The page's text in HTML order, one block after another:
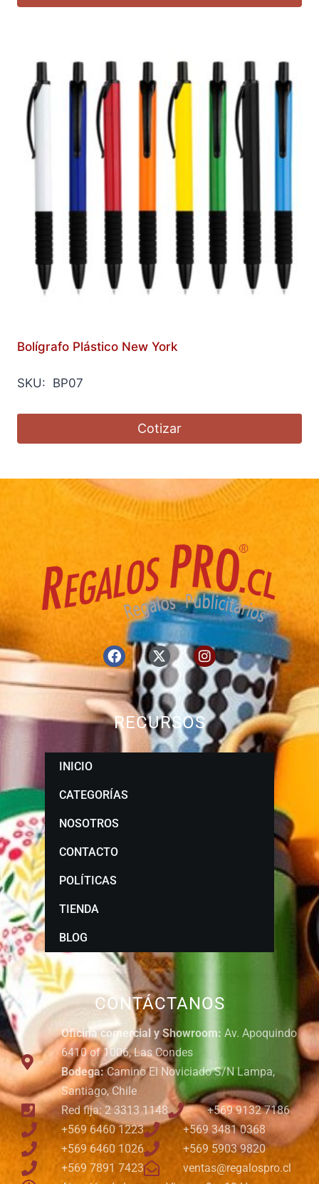
Bolígrafo Plástico New York
SKU: BP07
Cotizar
CONTÁCTANOS
Oficina comercial y Showroom: Av. Apoquindo
6410 of 1006, Las Condes
Bodega:Camino El Noviciado S/N Lampa,
Santiago, Chile
Red fija: 2 3313 1148
+569 9132 7186
+569 6460 1223
+569 3481 0368
+569 6460 1026
+569 5903 9820
+569 7891 7423
ventas@regalospro.cl
RECURSOS
INICIO
CATEGORÍAS
NOSOTROS
CONTACTO
POLÍTICAS
TIENDA
BLOG